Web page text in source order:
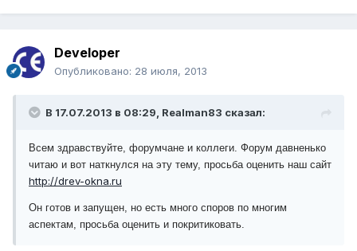
Developer
Опубликовано: 28 июля, 2013
В 17.07.2013 в 08:29, Realman83 сказал:
Всем здравствуйте, форумчане и коллеги. Форум давненько
читаю и вот наткнулся на эту тему, просьба оценить наш сайт
http://drev-okna.ru
Он готов и запущен, но есть много споров по многим
аспектам, просьба оценить и покритиковать.